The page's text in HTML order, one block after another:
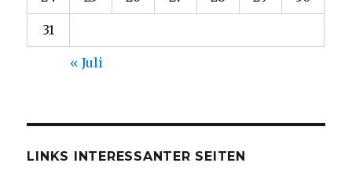
31
« Juli
LINKS INTERESSANTER SEITEN